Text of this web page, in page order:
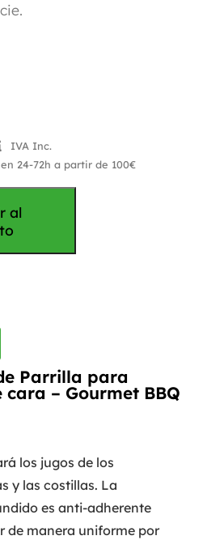
IVA Inc.
24-72h a partir de 100€
al
Parrilla para
– Gourmet BBQ
los jugos de los
y las costillas. La
es anti-adherente
de manera uniforme por